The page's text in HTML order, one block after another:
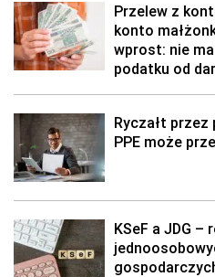
Przelew z
konto
wprost: nie
podatku od
Ryczałt przez
PPE może
KSeF a JDG